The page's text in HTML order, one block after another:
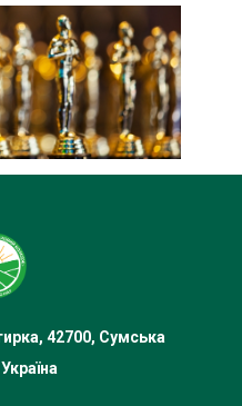
42700, Сумська